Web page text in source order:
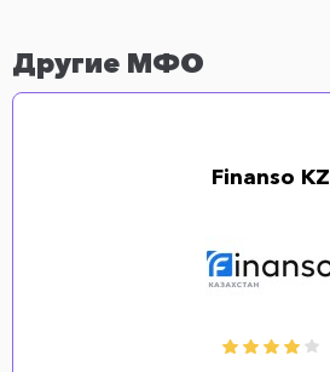
Другие МФО
Finanso KZ